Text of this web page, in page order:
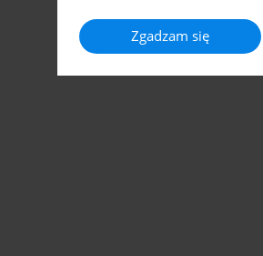
Zgadzam się